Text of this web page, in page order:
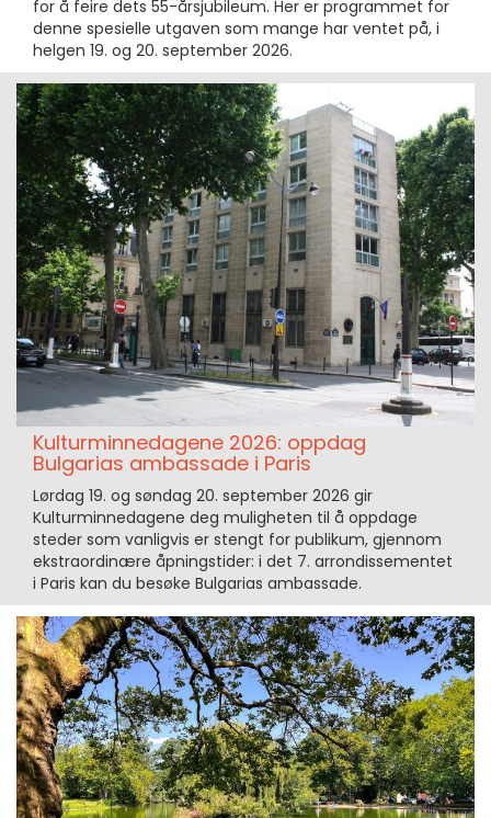
for å feire dets 55-årsjubileum. Her er programmet for
denne spesielle utgaven som mange har ventet på, i
helgen 19. og 20. september 2026.
Kulturminnedagene 2026: oppdag
Bulgarias ambassade i Paris
Lørdag 19. og søndag 20. september 2026 gir
Kulturminnedagene deg muligheten til å oppdage
steder som vanligvis er stengt for publikum, gjennom
ekstraordinære åpningstider: i det 7. arrondissementet
i Paris kan du besøke Bulgarias ambassade.